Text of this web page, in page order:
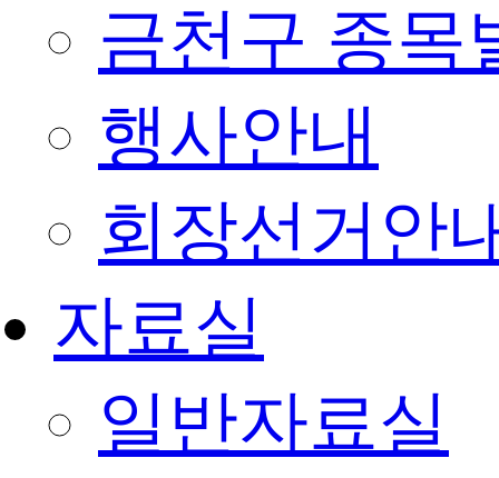
금천구 종목
행사안내
회장선거안
자료실
일반자료실